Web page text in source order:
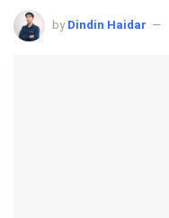
by Dindin Haidar